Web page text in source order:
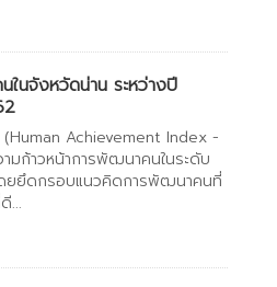
ในจังหวัดน่าน ระหว่างปี
Achievement Index -
มก้าวหน้าการพัฒนาคนในระดับ
ยยึดกรอบแนวคิดการพัฒนาคนที่
...